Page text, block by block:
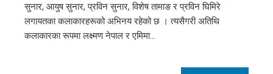
सुनार, आयुष सुनार, प्रविन सुनार, विशेष तामाङ र प्रविन घिमिरे
लगायतका कलाकारहरूको अभिनय रहेको छ । त्यसैगरी अतिथि
कलाकारका रूपमा लक्ष्मण नेपाल र एमिमा…